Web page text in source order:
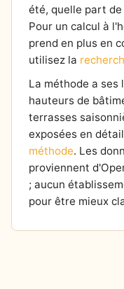
été, quelle part
Pour un calcul à
prend en plus en
utilisez la
La méthode a
hauteurs de
terrasses
exposées en
méthode. Les
proviennent
; aucun
pour être mieux